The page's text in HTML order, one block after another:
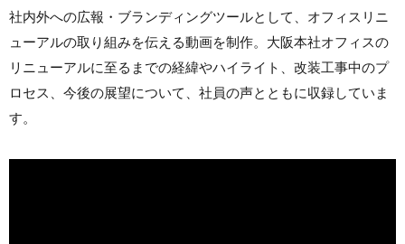
社内外への広報・ブランディングツールとして、オフィスリニ
ューアルの取り組みを伝える動画を制作。大阪本社オフィスの
リニューアルに至るまでの経緯やハイライト、改装工事中のプ
ロセス、今後の展望について、社員の声とともに収録していま
す。